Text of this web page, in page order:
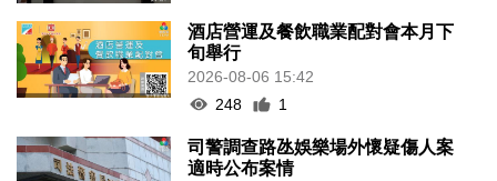
酒店營運及餐飲職業配對會本月下
旬舉行
2026-08-06 15:42
248
1
司警調查路氹娛樂場外懷疑傷人案
適時公布案情